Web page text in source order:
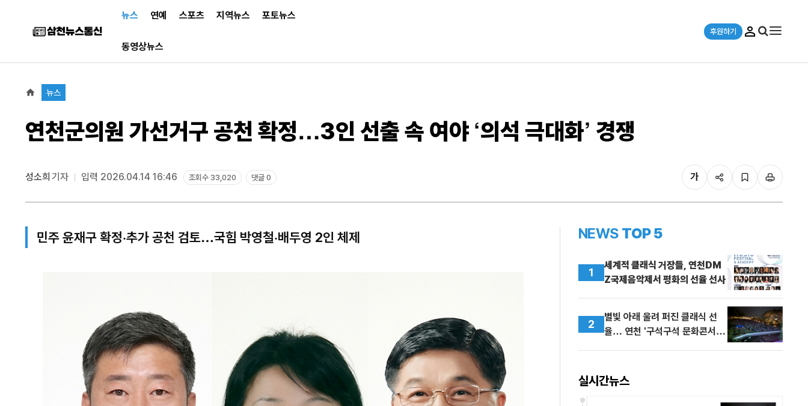
뉴스 연예 스포츠 지역뉴스 포토뉴스
동영상뉴스
후원하기
뉴스
연천군의원 가선거구 공천 확정…3인 선출 속 여야 ‘의석 극대화’ 경쟁
성소희 기자 입력 2026.04.14 16:46 조회수 33,020 댓글 0 가
민주 윤재구 확정·추가 공천 검토…국힘 박영철·배두영 2인 체제 NEWS TOP 5
1
세계적 클래식 거장들, 연천DM
Z국제음악제서 평화의 선율 선사
2
별빛 아래 울려 퍼진 클래식 선
율… 연천 '구석구석 문화콘서트'
실시간뉴스